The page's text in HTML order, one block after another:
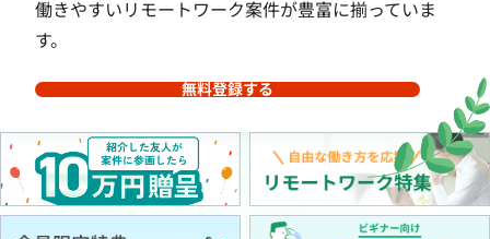
働きやすいリモートワーク案件が豊富に揃っていま
す。
無料登録する